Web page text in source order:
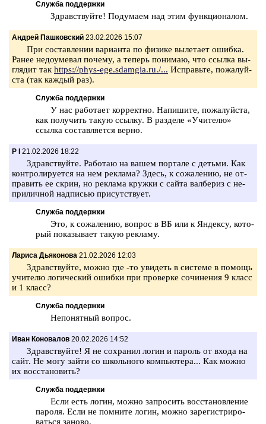
Служба поддержки
Здрав­ствуй­те! По­ду­ма­ем над этим функ­ци­о­на­лом.
Андрей Пашковский 23.02.2026 15:07
При со­став­ле­нии ва­ри­ан­та по фи­зи­ке вы­ле­та­ет ошиб­ка.
Ранее не­до­уме­вал по­че­му, а те­перь по­ни­маю, что ссыл­ка вы­
гля­дит так https://phys-ege.sdamgia.ru./... Ис­правь­те, по­жа­луй­
ста (так каж­дый раз).
Служба поддержки
У нас ра­бо­та­ет кор­рект­но. На­пи­ши­те, по­жа­луй­ста,
как по­лу­чить такую ссыл­ку. В раз­де­ле «Учи­те­лю»
ссыл­ка со­став­ля­ет­ся верно.
P I 21.02.2026 18:22
Здрав­ствуй­те. Ра­бо­таю на вашем пор­та­ле с детьми. Как
кон­тро­ли­ру­ет­ся на нем ре­кла­ма? Здесь, к со­жа­ле­нию, не от­
пра­вить ее скрин, но ре­кла­ма круж­ки с сайта вал­бе­риз с не­
при­лич­ной над­пи­сью при­сут­ству­ет.
Служба поддержки
Это, к со­жа­ле­нию, во­прос в ВБ или к Ян­дек­су, ко­то­
рый по­ка­зы­ва­ет такую ре­кла­му.
Лариса Дьяконова 21.02.2026 12:03
Здрав­ствуй­те, можно где -то уви­деть в си­сте­ме в по­мощь
учи­те­лю ло­ги­че­ский ошиб­ки при про­вер­ке со­чи­не­ния 9 класс
и 1 класс?
Служба поддержки
Не­по­нят­ный во­прос.
Иван Коновалов 20.02.2026 14:52
Здрав­ствуй­те! Я не со­хра­нил логин и па­роль от входа на
сайт. Не могу зайти со школь­но­го ком­пью­те­ра... Как можно
их вос­ста­но­вить?
Служба поддержки
Если есть логин, можно за­про­сить вос­ста­нов­ле­ние
па­ро­ля. Если не пом­ни­те логин, можно за­ре­ги­стри­ро­
вать­ся за­но­во.